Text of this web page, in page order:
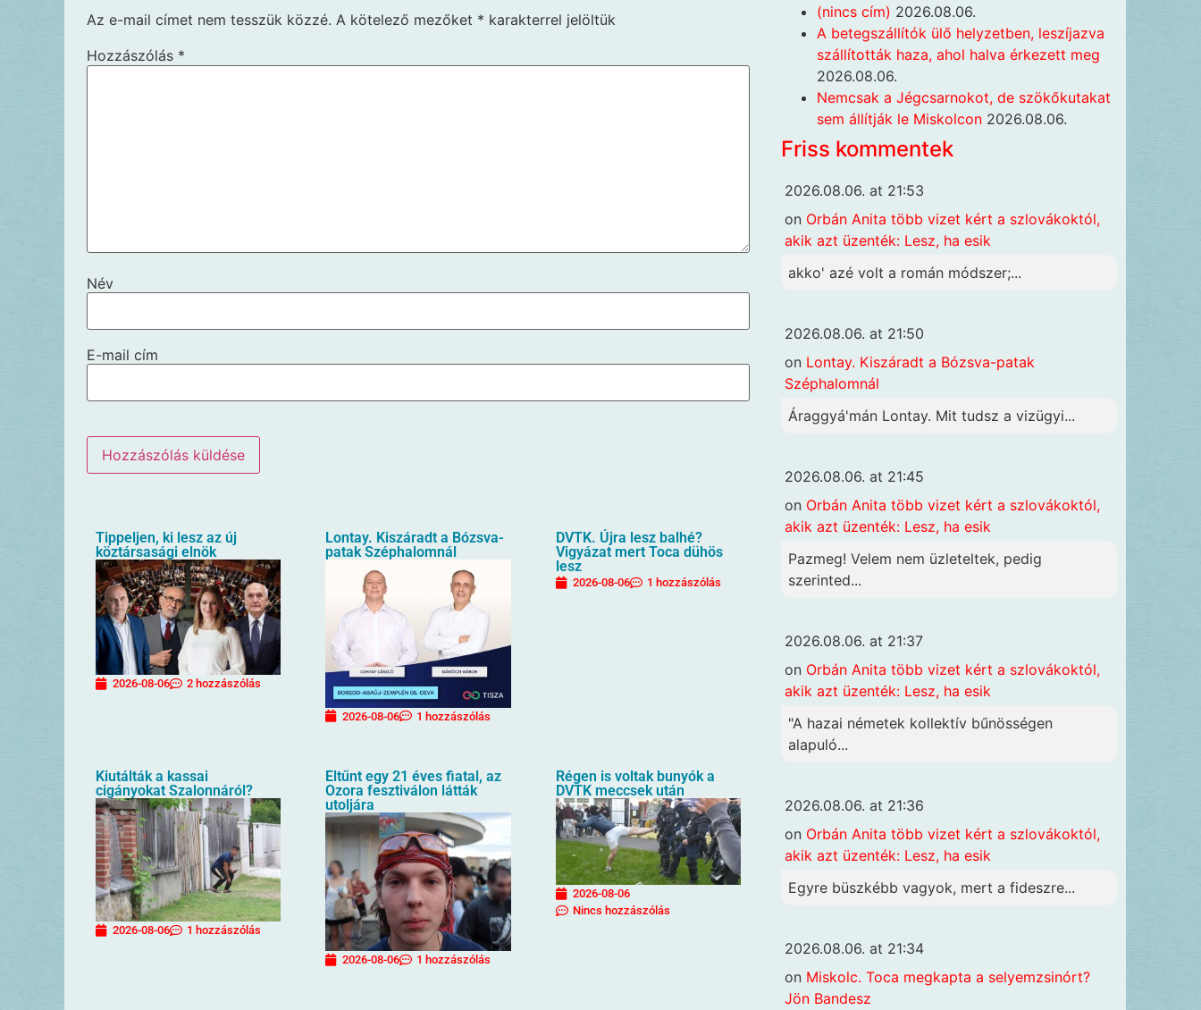
Az e-mail címet nem tesszük közzé. A kötelező mezőket * karakterrel jelöltük
Hozzászólás *
Név
E-mail cím
Tippeljen, ki lesz az új
köztársasági elnök
2026-08-06 2 hozzászólás
Lontay. Kiszáradt a Bózsva-
patak Széphalomnál
2026-08-06 1 hozzászólás
DVTK. Újra lesz balhé?
Vigyázat mert Toca dühös
lesz
2026-08-06 1 hozzászólás
Kiutálták a kassai
cigányokat Szalonnáról?
2026-08-06 1 hozzászólás
Eltűnt egy 21 éves fiatal, az
Ozora fesztiválon látták
utoljára
2026-08-06 1 hozzászólás
Régen is voltak bunyók a
DVTK meccsek után
2026-08-06
Nincs hozzászólás
(nincs cím) 2026.08.06.
A betegszállítók ülő helyzetben, leszíjazva
szállították haza, ahol halva érkezett meg
2026.08.06.
Nemcsak a Jégcsarnokot, de szökőkutakat
sem állítják le Miskolcon 2026.08.06.
Friss kommentek
2026.08.06. at 21:53
on Orbán Anita több vizet kért a szlovákoktól,
akik azt üzenték: Lesz, ha esik
akko' azé volt a román módszer;...
2026.08.06. at 21:50
on Lontay. Kiszáradt a Bózsva-patak
Széphalomnál
Áraggyá'mán Lontay. Mit tudsz a vizügyi...
2026.08.06. at 21:45
on Orbán Anita több vizet kért a szlovákoktól,
akik azt üzenték: Lesz, ha esik
Pazmeg! Velem nem üzleteltek, pedig
szerinted...
2026.08.06. at 21:37
on Orbán Anita több vizet kért a szlovákoktól,
akik azt üzenték: Lesz, ha esik
"A hazai németek kollektív bűnösségen
alapuló...
2026.08.06. at 21:36
on Orbán Anita több vizet kért a szlovákoktól,
akik azt üzenték: Lesz, ha esik
Egyre büszkébb vagyok, mert a fideszre...
2026.08.06. at 21:34
on Miskolc. Toca megkapta a selyemzsinórt?
Jön Bandesz